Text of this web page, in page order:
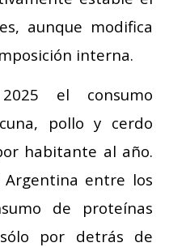
aunque modifica
interna.
el consumo
pollo y cerdo
habitante al año.
Argentina entre los
de proteínas
por detrás de